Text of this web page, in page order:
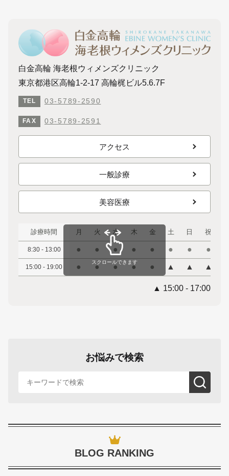
白金高輪 海老根ウィメンズクリニック
東京都港区高輪1-2-17 高輪梶ビル5.6.7F
TEL 03-5789-2590
FAX 03-5789-2591
アクセス
一般診療
美容医療
診療時間 月 火 水 木 金 土 日 祝
8:30 - 13:00 ● ● ● ● ● ● ● ●
15:00 - 19:00 ● ● ● ● ● ▲ ▲ ▲
スクロールできます
▲ 15:00 - 17:00
お悩みで検索
BLOG RANKING